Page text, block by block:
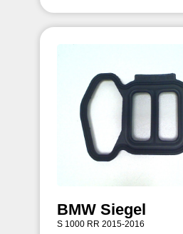
BMW Siegel
S 1000 RR 2015-2016